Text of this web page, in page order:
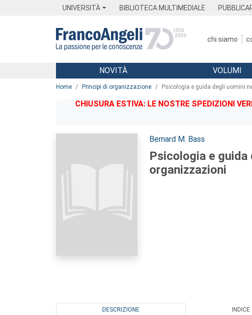
UNIVERSITÀ BIBLIOTECA MULTIMEDIALE
chi siamo
Menu
NOVITÀ VOLUMI
Home Principi di organizzazione Psicologia e guida degli uomini
CHIUSURA ESTIVA: LE NOSTRE SPEDIZIONI
Autori:
Bernard M. Bass
Psicologia e
organizzazioni
DESCRIZIONE INDICE